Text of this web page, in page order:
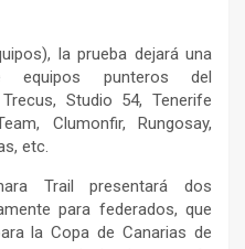
la prueba dejará una
equipos punteros del
Studio 54, Tenerife
Clumonfir, Rungosay,
etc.
Trail presentará dos
para federados, que
la Copa de Canarias de